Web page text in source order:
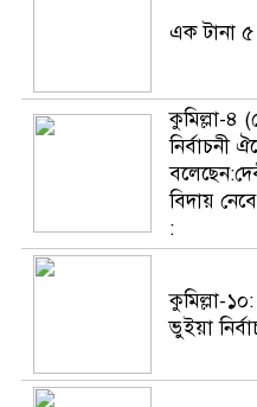
প্রচ্ছদ
অর্থনীতি
বিনোদন
এক টানা ৫
কুমিল্লা-৪
নির্বাচনী
বিদায়
:
কুমিল্লা-
ভুইয়া